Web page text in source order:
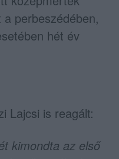
perbeszédében,
hét év
Lajcsi is reagált:
kimondta az első